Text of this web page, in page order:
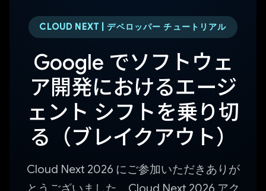
CLOUD NEXT | デベロッパー チュートリアル
Google でソフトウェ
ア開発におけるエージ
ェント シフトを乗り切
る（ブレイクアウト）
Cloud Next 2026 にご参加いただきありが
とうございました。Cloud Next 2026 アク